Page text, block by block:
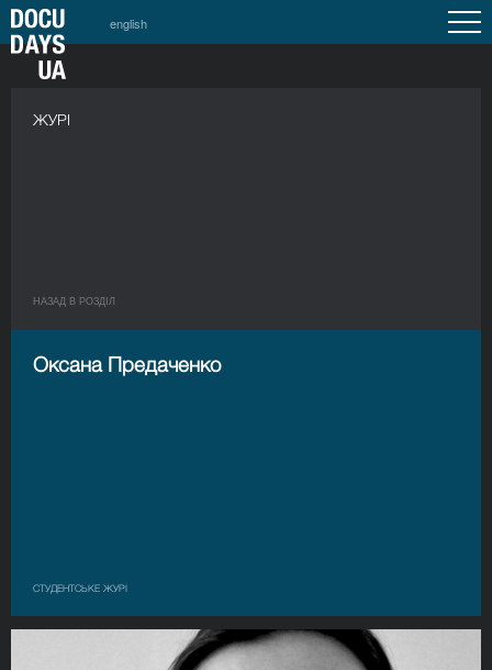
english
ЖУРІ
НАЗАД В РОЗДIЛ
Оксана Предаченко
СТУДЕНТСЬКЕ ЖУРІ